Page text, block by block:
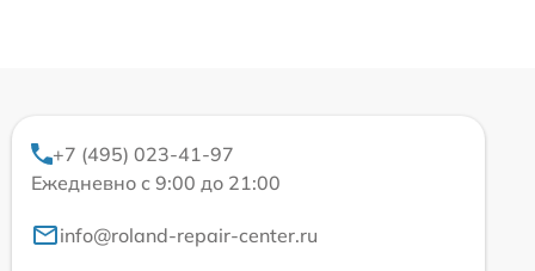
+7 (495) 023-41-97
Ежедневно с 9:00 до 21:00
info@roland-repair-center.ru